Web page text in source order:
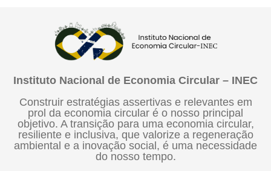
Instituto Nacional de Economia Circular – INEC
Construir estratégias assertivas e relevantes em
prol da economia circular é o nosso principal
objetivo. A transição para uma economia circular,
resiliente e inclusiva, que valorize a regeneração
ambiental e a inovação social, é uma necessidade
do nosso tempo.